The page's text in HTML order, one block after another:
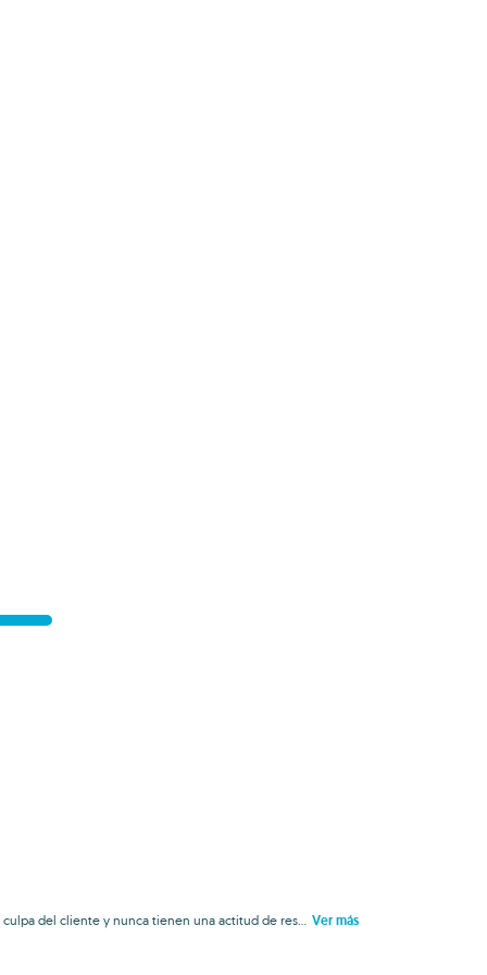
del cliente y nunca tienen una actitud de res... Ver más